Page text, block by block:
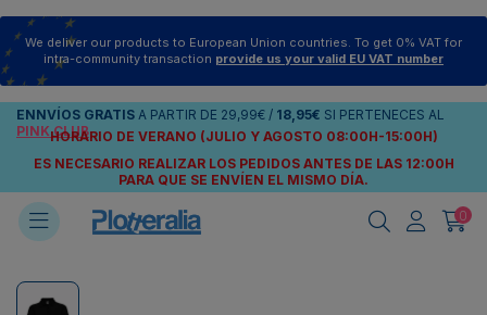
We deliver our products to European Union countries. To get 0% VAT for
intra-community transaction provide us your valid EU VAT number
ENNVÍOS GRATIS A PARTIR DE 29,99€ / 18,95€ SI PERTENECES AL
PINK CLUB
HORARIO DE VERANO (JULIO Y AGOSTO 08:00H-15:00H)
ES NECESARIO REALIZAR LOS PEDIDOS ANTES DE LAS 12:00H
PARA QUE SE ENVÍEN EL MISMO DÍA.
0